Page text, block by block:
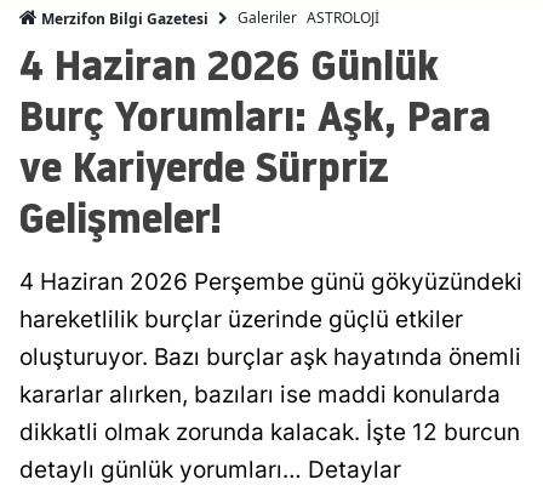
Merzifon Bilgi Gazetesi Galeriler ASTROLOJİ
4 Haziran 2026 Günlük
Burç Yorumları: Aşk, Para
ve Kariyerde Sürpriz
Gelişmeler!
4 Haziran 2026 Perşembe günü gökyüzündeki
hareketlilik burçlar üzerinde güçlü etkiler
oluşturuyor. Bazı burçlar aşk hayatında önemli
kararlar alırken, bazıları ise maddi konularda
dikkatli olmak zorunda kalacak. İşte 12 burcun
detaylı günlük yorumları… Detaylar